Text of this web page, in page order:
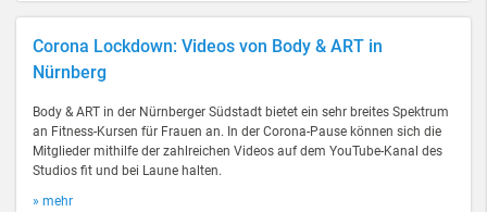
Corona Lockdown: Videos von Body & ART in
Nürnberg
Body & ART in der Nürnberger Südstadt bietet ein sehr breites Spektrum
an Fitness-Kursen für Frauen an. In der Corona-Pause können sich die
Mitglieder mithilfe der zahlreichen Videos auf dem YouTube-Kanal des
Studios fit und bei Laune halten.
» mehr